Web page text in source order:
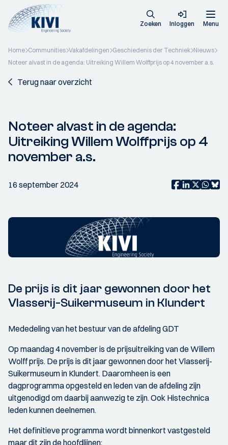
Zoeken Inloggen Menu
Home Communities Vakafdelingen Geschiedenis der Techniek Nieuws
Noteer alvast in de agenda: Uitreiking Willem Wolffprijs op 4 november a.s.
Terug naar overzicht
Noteer alvast in de agenda:
Uitreiking Willem Wolffprijs op 4
november a.s.
16 september 2024
De prijs is dit jaar gewonnen door het
Vlasserij-Suikermuseum in Klundert
Mededeling van het bestuur van de afdeling GDT
Op maandag 4 november is de prijsuitreiking van de Willem
Wolff prijs. De prijs is dit jaar gewonnen door het Vlasserij-
Suikermuseum in Klundert. Daaromheen is een
dagprogramma opgesteld en leden van de afdeling zijn
uitgenodigd om daarbij aanwezig te zijn. Ook Histechnica
leden kunnen deelnemen.
Het definitieve programma wordt binnenkort vastgesteld
maar dit zijn de hoofdlijnen: